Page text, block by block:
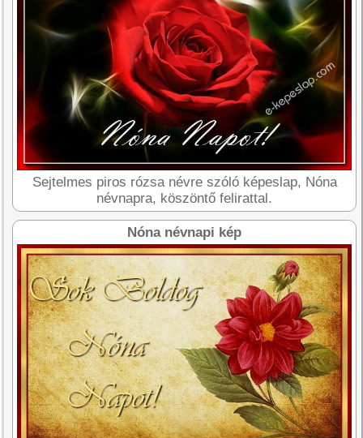
Sejtelmes piros rózsa névre szóló képeslap, Nóna
névnapra, köszöntő felirattal.
Nóna névnapi kép